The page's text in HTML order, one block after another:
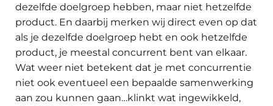
dezelfde doelgroep hebben, maar niet hetzelfde
product. En daarbij merken wij direct even op dat
als je dezelfde doelgroep hebt en ook hetzelfde
product, je meestal concurrent bent van elkaar.
Wat weer niet betekent dat je met concurrentie
niet ook eventueel een bepaalde samenwerking
aan zou kunnen gaan…klinkt wat ingewikkeld,